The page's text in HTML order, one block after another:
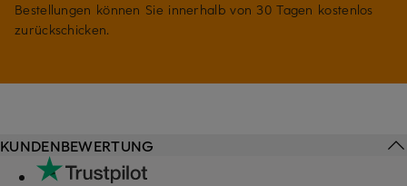
Bestellungen können Sie innerhalb von 30 Tagen kostenlos
zurückschicken.
KUNDENBEWERTUNG